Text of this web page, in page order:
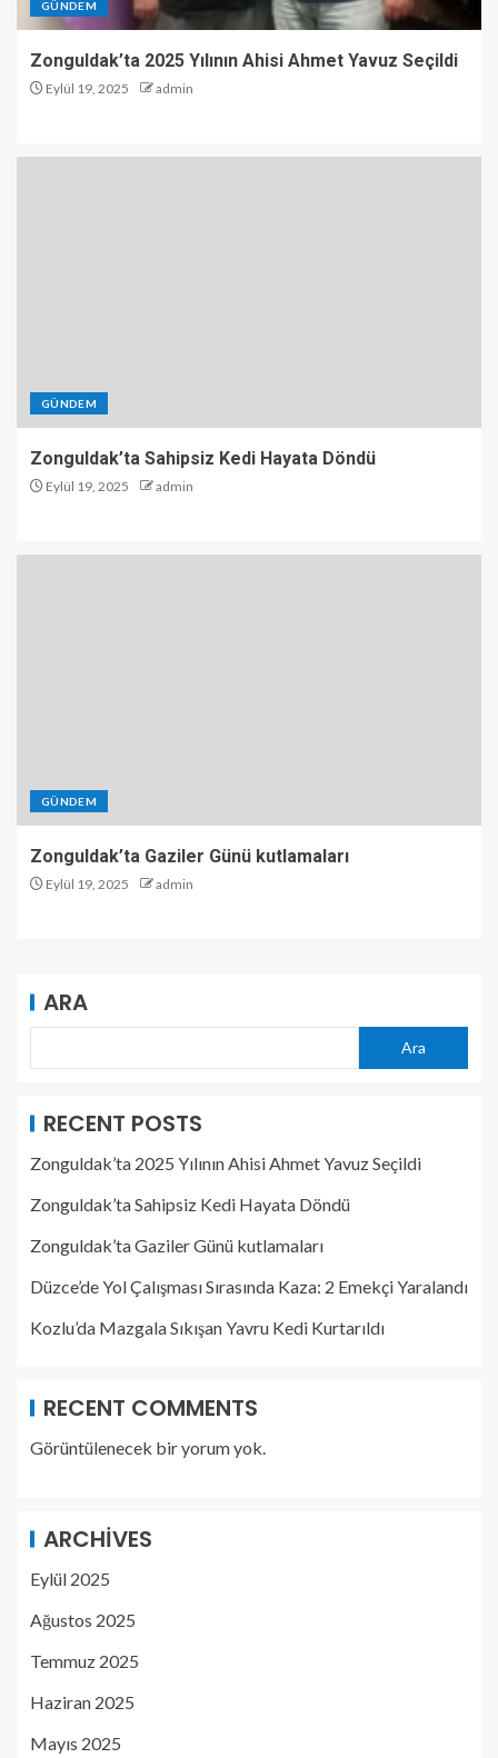
GÜNDEM
Zonguldak’ta 2025 Yılının Ahisi Ahmet Yavuz Seçildi
Eylül 19, 2025 admin
GÜNDEM
Zonguldak’ta Sahipsiz Kedi Hayata Döndü
Eylül 19, 2025 admin
GÜNDEM
Zonguldak’ta Gaziler Günü kutlamaları
Eylül 19, 2025 admin
ARA
Ara
RECENT POSTS
Zonguldak’ta 2025 Yılının Ahisi Ahmet Yavuz Seçildi
Zonguldak’ta Sahipsiz Kedi Hayata Döndü
Zonguldak’ta Gaziler Günü kutlamaları
Düzce’de Yol Çalışması Sırasında Kaza: 2 Emekçi Yaralandı
Kozlu’da Mazgala Sıkışan Yavru Kedi Kurtarıldı
RECENT COMMENTS
Görüntülenecek bir yorum yok.
ARCHIVES
Eylül 2025
Ağustos 2025
Temmuz 2025
Haziran 2025
Mayıs 2025